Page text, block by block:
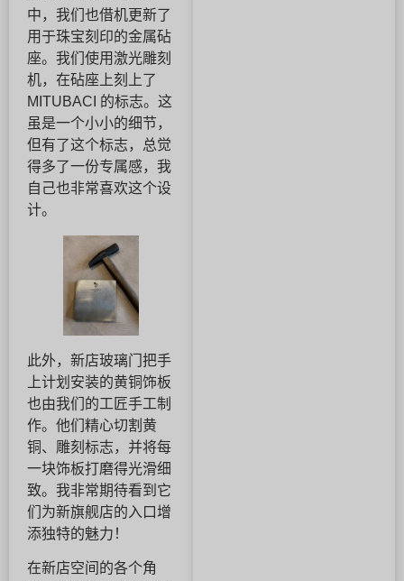
中，我们也借机更新了
用于珠宝刻印的金属砧
座。我们使用激光雕刻
机，在砧座上刻上了
MITUBACI 的标志。这
虽是一个小小的细节，
但有了这个标志，总觉
得多了一份专属感，我
自己也非常喜欢这个设
计。
此外，新店玻璃门把手
上计划安装的黄铜饰板
也由我们的工匠手工制
作。他们精心切割黄
铜、雕刻标志，并将每
一块饰板打磨得光滑细
致。我非常期待看到它
们为新旗舰店的入口增
添独特的魅力！
在新店空间的各个角